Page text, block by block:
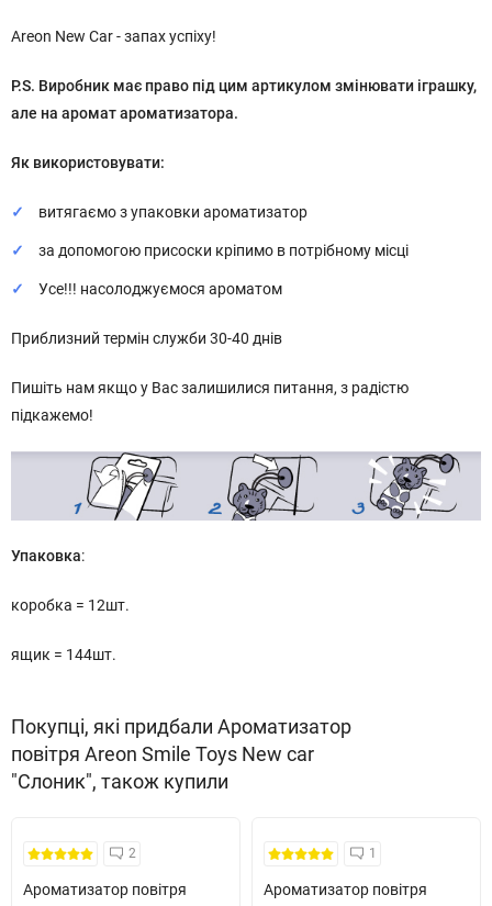
Areon New Car - запах успіху!
P.S. Виробник має право під цим артикулом змінювати іграшку,
але на аромат ароматизатора.
Як використовувати:
витягаємо з упаковки ароматизатор
за допомогою присоски кріпимо в потрібному місці
Усе!!! насолоджуємося ароматом
Приблизний термін служби 30-40 днів
Пишіть нам якщо у Вас залишилися питання, з радістю
підкажемо!
Упаковка:
коробка = 12шт.
ящик = 144шт.
Покупці, які придбали Ароматизатор
повітря Areon Smile Toys New car
"Слоник", також купили
2
Ароматизатор повітря
1
Ароматизатор повітря